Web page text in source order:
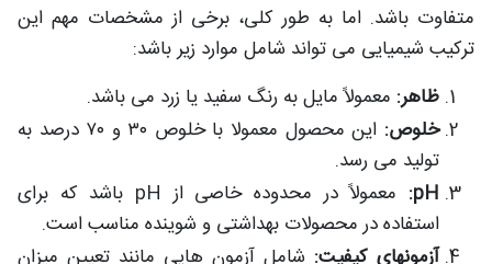
متفاوت باشد. اما به طور کلی، برخی از مشخصات مهم این
ترکیب شیمیایی می‌ تواند شامل موارد زیر باشد:
ظاهر: معمولاً مایل به رنگ سفید یا زرد می‌ باشد.
خلوص:
این محصول معمولا با خلوص ۳۰ و ۷۰ درصد به
تولید می رسد.
pH:
معمولاً در محدوده خاصی از pH باشد که برای
استفاده در محصولات بهداشتی و شوینده مناسب است.
آزمونهای کیفیت: شامل آزمون‌ هایی مانند تعیین میزان